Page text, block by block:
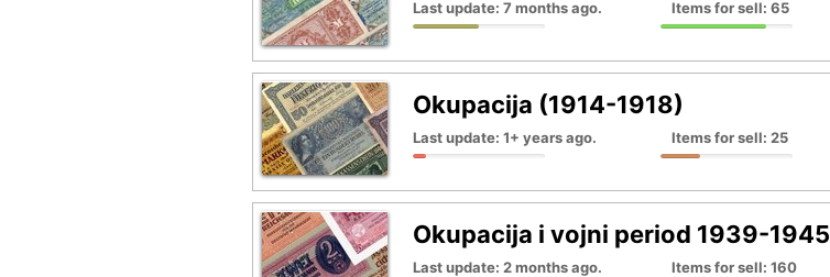
Last update: 7 months ago. Items for sell: 65
Okupacija (1914-1918)
Last update: 1+ years ago. Items for sell: 25
Okupacija i vojni period 1939-1945
Last update: 2 months ago. Items for sell: 160